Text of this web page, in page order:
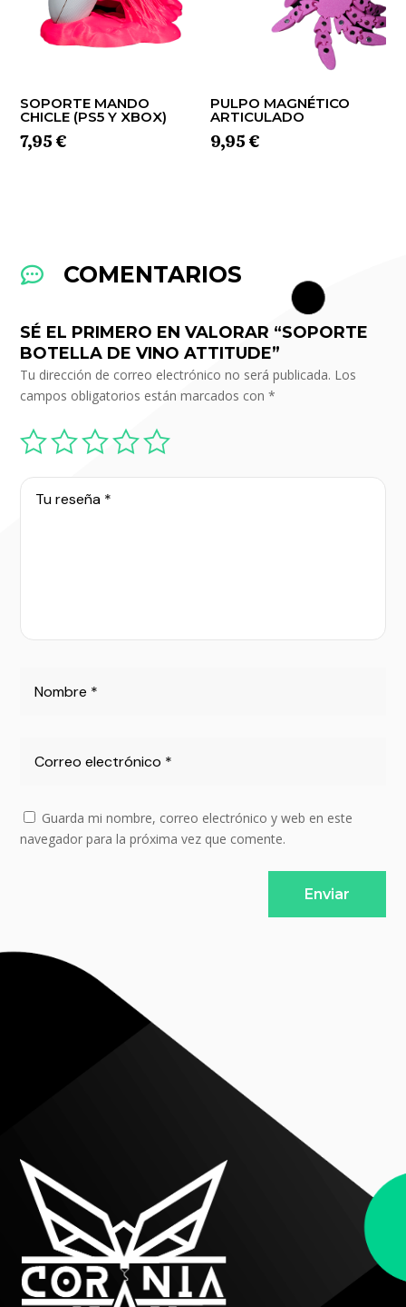
SOPORTE MANDO
CHICLE (PS5 Y XBOX)
7,95 €
PULPO MAGNÉTICO
ARTICULADO
9,95 €
 COMENTARIOS
SÉ EL PRIMERO EN VALORAR “SOPORTE
BOTELLA DE VINO ATTITUDE”
Tu dirección de correo electrónico no será publicada. Los
campos obligatorios están marcados con*
Guarda mi nombre, correo electrónico y web en este
navegador para la próxima vez que comente.
Enviar